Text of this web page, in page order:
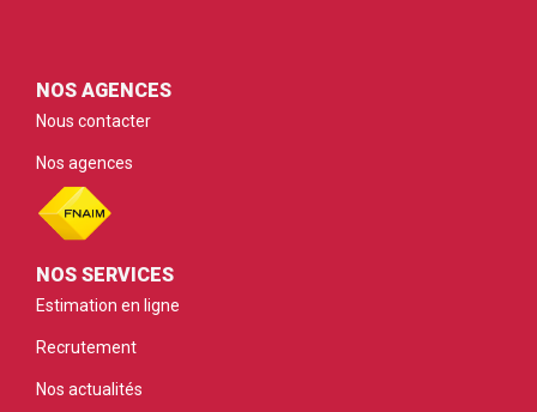
NOS AGENCES
Nous contacter
Nos agences
NOS SERVICES
Estimation en ligne
Recrutement
Nos actualités